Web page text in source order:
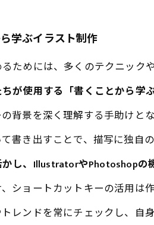
学ぶイラスト制作
ためには、多くのテクニック
が使用する「書くことから学
背景を深く理解する手助けと
書き出すことで、描写に独自
し、IllustratorやPhotoshopの
ショートカットキーの活用は
レンドを常にチェックし、自